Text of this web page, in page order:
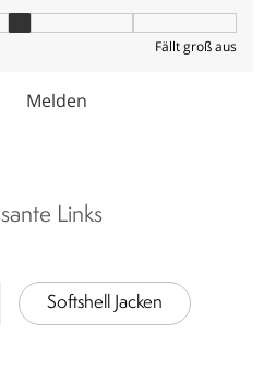
Links
Softshell Jacken